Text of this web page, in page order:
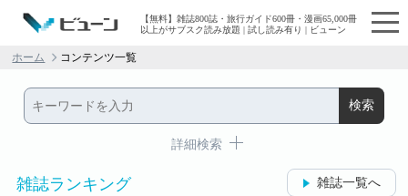
【無料】雑誌800誌・旅行ガイド600冊・漫画65,000冊
以上がサブスク読み放題 | 試し読み有り | ビューン
ホーム コンテンツ一覧
詳細検索
雑誌ランキング 雑誌一覧へ